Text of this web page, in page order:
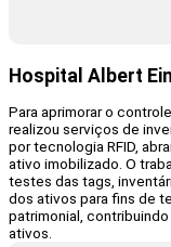
Hospital Albert
Para aprimorar o
realizou serviços de
por tecnologia RFID,
ativo imobilizado. O
testes das tags,
dos ativos para fins de
patrimonial,
ativos.